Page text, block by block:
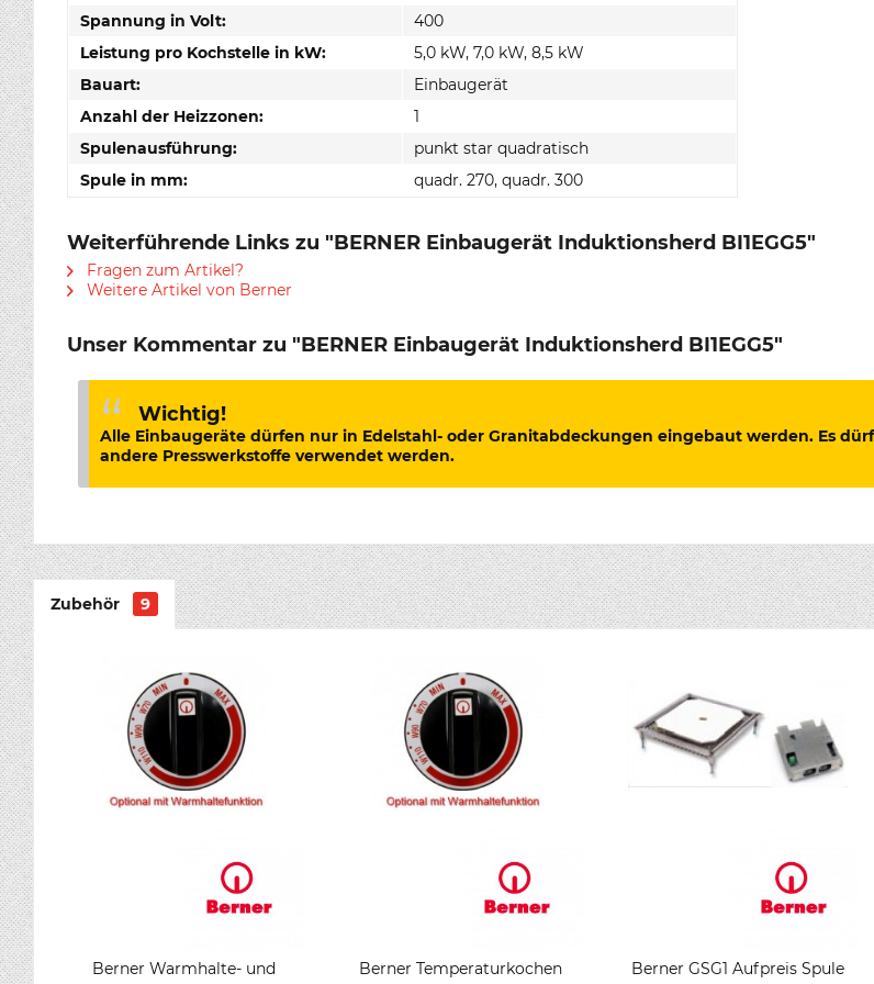
Spannung in Volt:
400
Leistung pro Kochstelle in kW:
5,0 kW, 7,0 kW, 8,5 kW
Bauart:
Einbaugerät
Anzahl der Heizzonen:
1
Spulenausführung:
punkt star quadratisch
Spule in mm:
quadr. 270, quadr. 300
Weiterführende Links zu "BERNER Einbaugerät Induktionsherd BI1EGG5"
Fragen zum Artikel?
Weitere Artikel von Berner
Unser Kommentar zu "BERNER Einbaugerät Induktionsherd BI1EGG5"
Wichtig!
Alle Einbaugeräte dürfen nur in Edelstahl- oder Granitabdeckungen eingebaut werden. Es
andere Presswerkstoffe verwendet werden.
Zubehör 9
Berner Warmhalte- und
Berner Temperaturkochen
Berner GSG1 Aufpreis Spule